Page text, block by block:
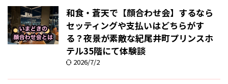
和食・蒼天で【顔合わせ会】するなら
セッティングや支払いはどちらがす
る？夜景が素敵な紀尾井町プリンスホ
テル35階にて体験談
2026/7/2